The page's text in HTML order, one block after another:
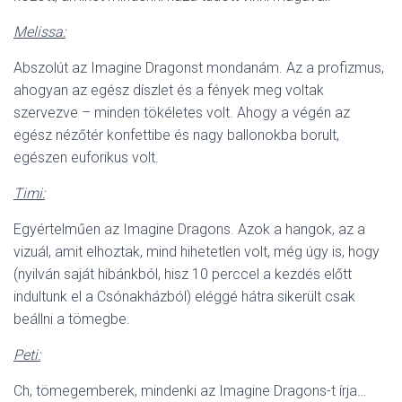
Melissa:
Abszolút az Imagine Dragonst mondanám. Az a profizmus,
ahogyan az egész díszlet és a fények meg voltak
szervezve – minden tökéletes volt. Ahogy a végén az
egész nézőtér konfettibe és nagy ballonokba borult,
egészen euforikus volt.
Timi:
Egyértelműen az Imagine Dragons. Azok a hangok, az a
vizuál, amit elhoztak, mind hihetetlen volt, még úgy is, hogy
(nyilván saját hibánkból, hisz 10 perccel a kezdés előtt
indultunk el a Csónakházból) eléggé hátra sikerült csak
beállni a tömegbe.
Peti:
Ch, tömegemberek, mindenki az Imagine Dragons-t írja…